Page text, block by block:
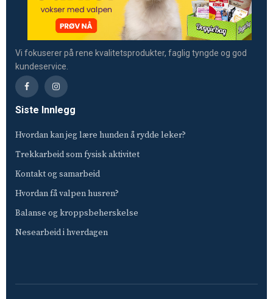
Vi fokuserer på rene kvalitetsprodukter, faglig tyngde og god
kundeservice.
Siste Innlegg
Hvordan kan jeg lære hunden å rydde leker?
Trekkarbeid som fysisk aktivitet
Kontakt og samarbeid
Hvordan få valpen husren?
Balanse og kroppsbeherskelse
Nesearbeid i hverdagen